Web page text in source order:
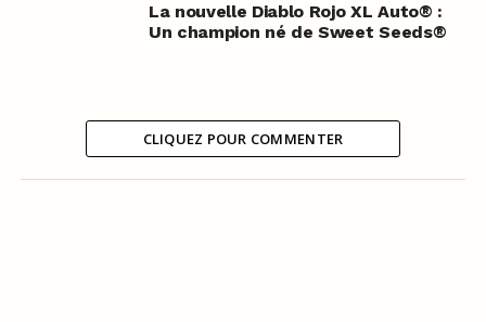
La nouvelle Diablo Rojo XL Auto® :
Un champion né de Sweet Seeds®
CLIQUEZ POUR COMMENTER